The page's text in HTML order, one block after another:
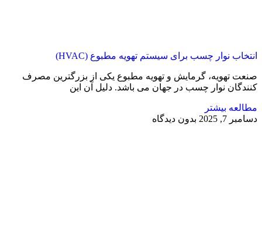
انتخاب نوار چسب برای سیستم تهویه مطبوع (HVAC)
صنعت تهویه، گرمایش و تهویه مطبوع یکی از بزرگترین مصرف
کنندگان نوار چسب در جهان می باشد. دلیل آن این
مطالعه بیشتر
دسامبر 7, 2025
بدون دیدگاه